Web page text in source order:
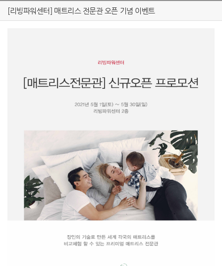
[리빙파워센터] 매트리스 전문관 오픈 기념 이벤트